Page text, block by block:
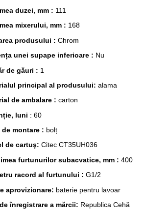
duzei, mm : 111
mixerului, mm : 168
produsului :Chrom
unei supape inferioare : Nu
de găuri : 1
principal al produsului: alama
de ambalare :carton
luni : 60
montare : bolț
de cartuş: Citec CT35UH036
furtunurilor subacvatice, mm : 400
racord al furtunului : G1/2
aprovizionare: baterie pentru lavoar
înregistrare a mărcii: Republica Cehă